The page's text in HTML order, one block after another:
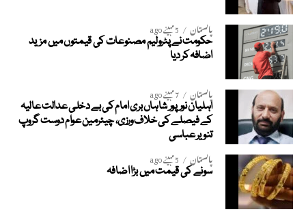
پاکستان 5 مہینے ago
حکومت نے پٹرولیم مصنوعات کی قیمتوں میں مزید
اضافہ کر دیا
پاکستان 7 مہینے ago
اہلیان نورپور شاہاں بری امام کی بے دخلی عدالت عالیہ
کے فیصلے کی خلاف ورزی، چیئرمین عوام دوست گروپ
تنویر عباسی
پاکستان 5 مہینے ago
سونے کی قیمت میں بڑا اضافہ